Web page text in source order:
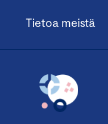
Tietoa meistä